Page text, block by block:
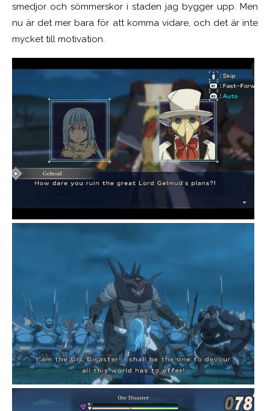
smedjor och sömmerskor i staden jag bygger upp. Men
nu är det mer bara för att komma vidare, och det är inte
mycket till motivation.